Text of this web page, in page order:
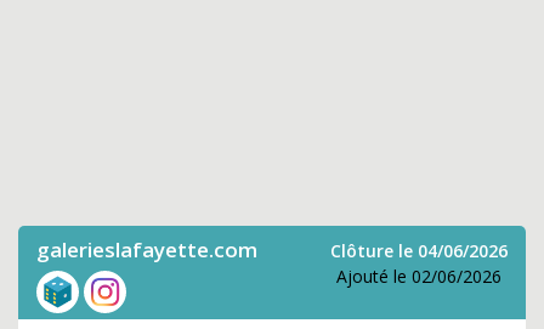
galerieslafayette.com
Clôture le 04/06/2026
Ajouté le 02/06/2026